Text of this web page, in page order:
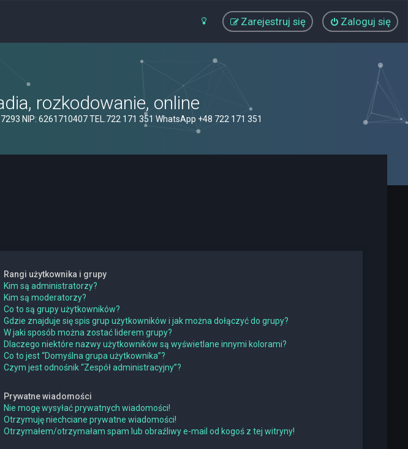
Zaloguj się
Zarejestruj się
rozkodowanie, online
NIP: 6261710407 TEL.722 171 351 WhatsApp +48 722 171 351
Rangi użytkownika i grupy
Kim są administratorzy?
Kim są moderatorzy?
Co to są grupy użytkowników?
Gdzie znajduje się spis grup użytkowników i jak można dołączyć do grupy?
W jaki sposób można zostać liderem grupy?
Dlaczego niektóre nazwy użytkowników są wyświetlane innymi kolorami?
Co to jest “Domyślna grupa użytkownika”?
Czym jest odnośnik “Zespół administracyjny”?
Prywatne wiadomości
Nie mogę wysyłać prywatnych wiadomości!
Otrzymuję niechciane prywatne wiadomości!
Otrzymałem/otrzymałam spam lub obraźliwy e-mail od kogoś z tej witryny!